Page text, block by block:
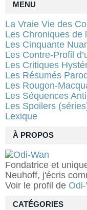
À PROPOS
Fondatrice et
Neuhoff, j'écris
Voir le profil de
MENU
La Vraie Vie des
Les Chroniques de
Les Cinquante
Les Contre-Profil
Les Critiques
Les Résumés
Les Rougon-
Les Séquences
Les Spoilers
Lexique
CATÉGORIES